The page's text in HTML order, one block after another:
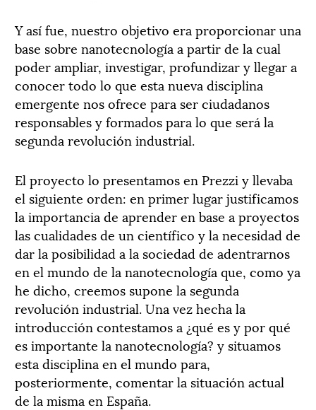
Y así fue, nuestro objetivo era proporcionar una
base sobre nanotecnología a partir de la cual
poder ampliar, investigar, profundizar y llegar a
conocer todo lo que esta nueva disciplina
emergente nos ofrece para ser ciudadanos
responsables y formados para lo que será la
segunda revolución industrial.
El proyecto lo presentamos en Prezzi y llevaba
el siguiente orden: en primer lugar justificamos
la importancia de aprender en base a proyectos
las cualidades de un científico y la necesidad de
dar la posibilidad a la sociedad de adentrarnos
en el mundo de la nanotecnología que, como ya
he dicho, creemos supone la segunda
revolución industrial. Una vez hecha la
introducción contestamos a ¿qué es y por qué
es importante la nanotecnología? y situamos
esta disciplina en el mundo para,
posteriormente, comentar la situación actual
de la misma en España.